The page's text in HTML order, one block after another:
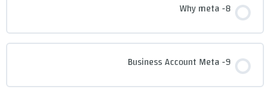
8- Why meta
9- Business Account Meta